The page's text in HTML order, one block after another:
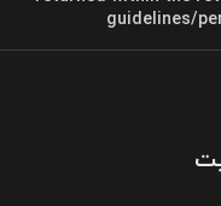
guidelines/